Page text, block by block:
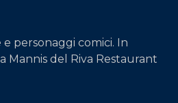
personaggi comici. In
Mannis del Riva Restaurant